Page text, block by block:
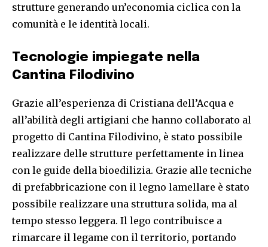
strutture generando un’economia ciclica con la
comunità e le identità locali.
Tecnologie impiegate nella
Cantina Filodivino
Grazie all’esperienza di Cristiana dell’Acqua e
all’abilità degli artigiani che hanno collaborato al
progetto di Cantina Filodivino, è stato possibile
realizzare delle strutture perfettamente in linea
con le guide della bioedilizia. Grazie alle tecniche
di prefabbricazione con il legno lamellare è stato
possibile realizzare una struttura solida, ma al
tempo stesso leggera. Il lego contribuisce a
rimarcare il legame con il territorio, portando